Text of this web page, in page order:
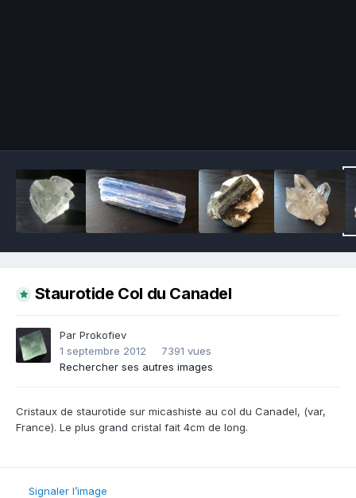
Staurotide Col du Canadel
Par Prokofiev
1 septembre 2012
7391 vues
Rechercher ses autres images
Cristaux de staurotide sur micashiste au col du Canadel, (var,
France). Le plus grand cristal fait 4cm de long.
Signaler l’image